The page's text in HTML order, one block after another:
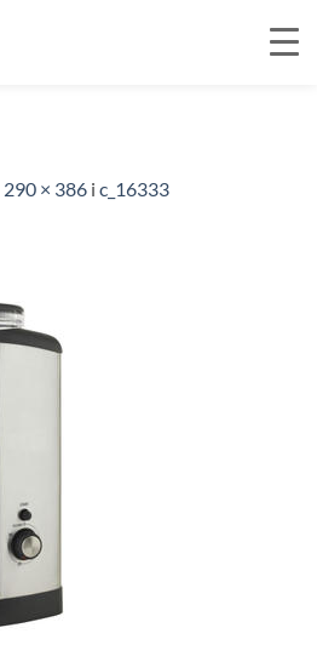
290 × 386 i c_16333